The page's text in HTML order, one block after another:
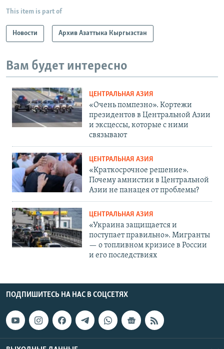
This item is part of
Новости Архив Азаттыка Кыргызстан
Вам будет интересно
ЦЕНТРАЛЬНАЯ АЗИЯ
«Очень помпезно». Кортежи
президентов в Центральной Азии
и эксцессы, которые с ними
связывают
ЦЕНТРАЛЬНАЯ АЗИЯ
«Краткосрочное решение».
Почему амнистии в Центральной
Азии не панацея от проблемы?
ЦЕНТРАЛЬНАЯ АЗИЯ
«Украина защищается и
поступает правильно». Мигранты
— о топливном кризисе в России
и его последствиях
ПОДПИШИТЕСЬ НА НАС В СОЦСЕТЯХ